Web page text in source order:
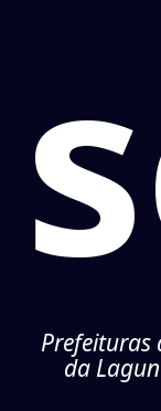
Prefeituras
da